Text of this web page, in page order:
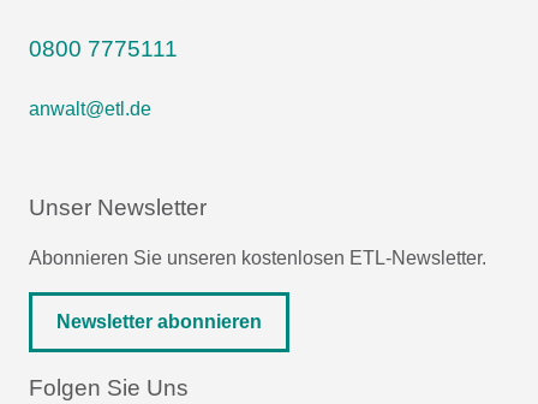
0800 7775111
anwalt@etl.de
Unser Newsletter
Abonnieren Sie unseren kostenlosen ETL-Newsletter.
Newsletter abonnieren
Folgen Sie Uns